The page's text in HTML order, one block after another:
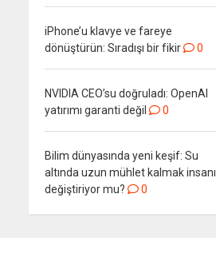
iPhone’u klavye ve fareye
dönüştürün: Sıradışı bir fikir
0
NVIDIA CEO’su doğruladı: OpenAI
yatırımı garanti değil
0
Bilim dünyasında yeni keşif: Su
altında uzun mühlet kalmak insanı
değiştiriyor mu?
0